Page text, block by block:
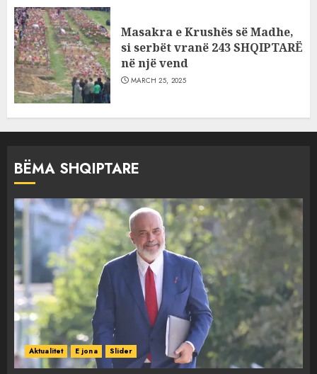
Masakra e Krushës së Madhe,
si serbët vranë 243 SHQIPTARË
në një vend
MARCH 25, 2025
BËMA SHQIPTARE
Aktualitet E jona Slider